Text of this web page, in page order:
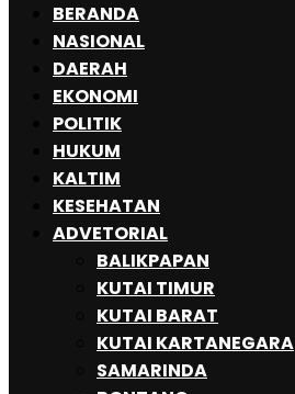
BERANDA
NASIONAL
DAERAH
EKONOMI
POLITIK
HUKUM
KALTIM
KESEHATAN
ADVETORIAL
BALIKPAPAN
KUTAI TIMUR
KUTAI BARAT
KUTAI KARTANEGARA
SAMARINDA